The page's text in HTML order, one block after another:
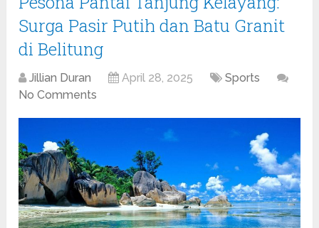
Surga Pasir Putih dan Batu Granit
di Belitung
Jillian Duran April 28, 2025
Sports
No Comments